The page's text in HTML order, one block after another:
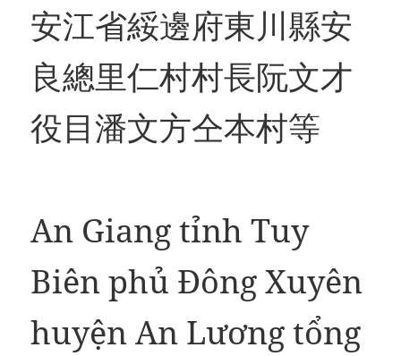
安江省綏邊府東川縣安
良總里仁村村長阮文才
役目潘文方仝本村等
An Giang tỉnh Tuy
Biên phủ Đông Xuyên
huyện An Lương tổng